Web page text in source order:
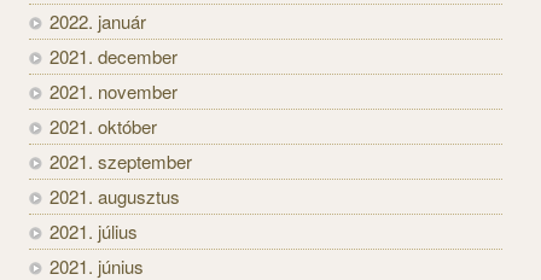
2022. január
2021. december
2021. november
2021. október
2021. szeptember
2021. augusztus
2021. július
2021. június